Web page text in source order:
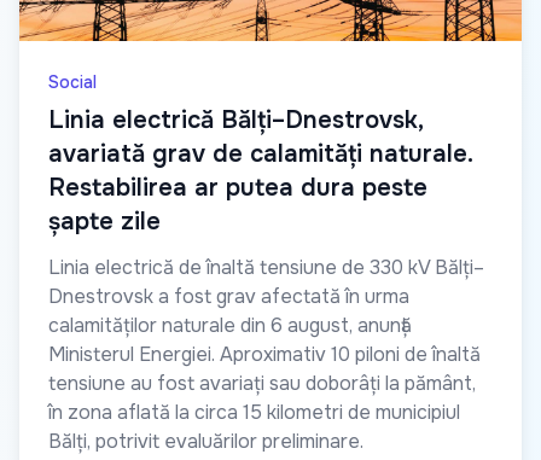
Social
Linia electrică Bălți–Dnestrovsk,
avariată grav de calamități naturale.
Restabilirea ar putea dura peste
șapte zile
Linia electrică de înaltă tensiune de 330 kV Bălți–
Dnestrovsk a fost grav afectată în urma
calamităților naturale din 6 august, anunță
Ministerul Energiei. Aproximativ 10 piloni de înaltă
tensiune au fost avariați sau doborâți la pământ,
în zona aflată la circa 15 kilometri de municipiul
Bălți, potrivit evaluărilor preliminare.